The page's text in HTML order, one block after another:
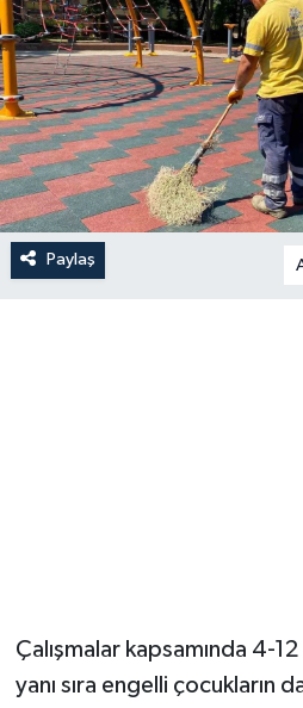
Paylaş
Çalışmalar kapsamında 4-12
yanı sıra engelli çocukların